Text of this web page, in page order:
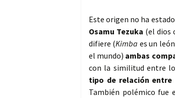
Este origen no ha
Osamu Tezuka (el dios
difiere (Kimba es un
el mundo) ambas
con la similitud entre
tipo de relación entre
También polémico fue